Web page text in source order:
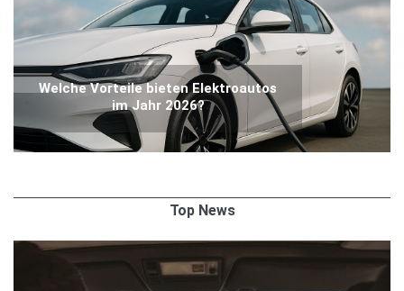
Welche Vorteile bieten Elektroautos
im Jahr 2026?
Top News